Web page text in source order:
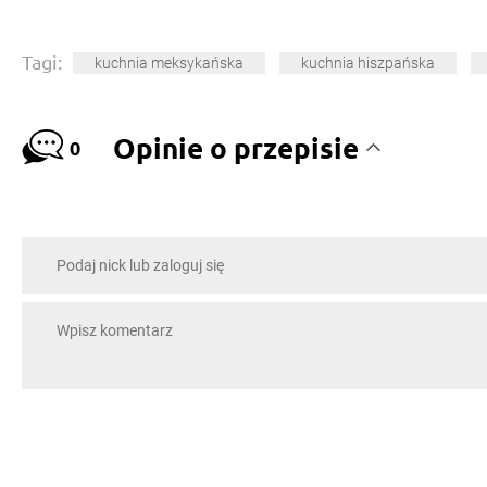
Tagi: kuchnia meksykańska kuchnia hiszpańska
0 Opinie o przepisie